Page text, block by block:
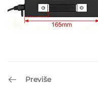
Previše